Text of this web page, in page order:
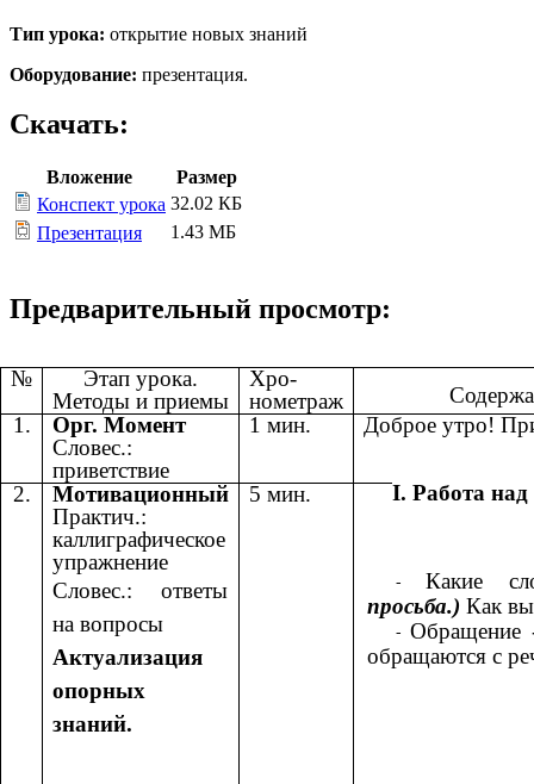
Тип урока: открытие новых знаний
Оборудование: презентация.
Скачать:
Вложение
Размер
Конспект урока 32.02 КБ
Презентация
1.43 МБ
Предварительный просмотр:
№
Этап урока.
Методы и приемы
Хро-
нометраж
1.
Орг. Момент
Словес.:
приветствие
1 мин. Доброе утро!
2.
Мотивационный
Практич.:
каллиграфическое
упражнение
Словес.: ответы
на вопросы
Актуализация
опорных
знаний.
5 мин. I. Работа
Какие
просьба.) Как вы
Обращение
обращаются с